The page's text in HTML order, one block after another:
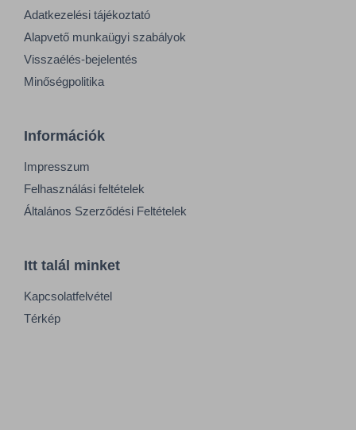
Adatkezelési tájékoztató
Alapvető munkaügyi szabályok
Visszaélés-bejelentés
Minőségpolitika
Információk
Impresszum
Felhasználási feltételek
Általános Szerződési Feltételek
Itt talál minket
Kapcsolatfelvétel
Térkép